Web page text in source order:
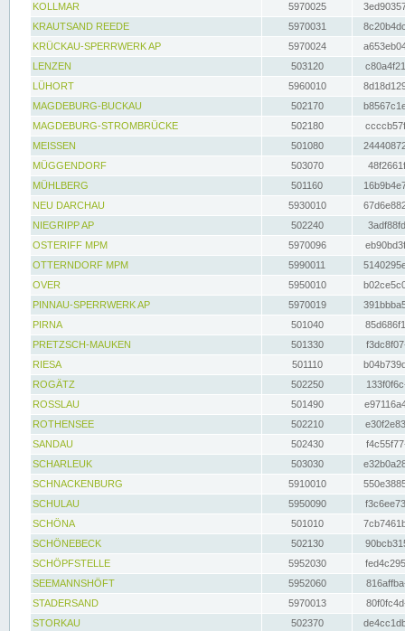
KOLLMAR
5970025
KRAUTSAND REEDE
5970031
KRÜCKAU-SPERRWERK AP
5970024
LENZEN
503120
LÜHORT
5960010
MAGDEBURG-BUCKAU
502170
MAGDEBURG-STROMBRÜCKE
502180
MEISSEN
501080
MÜGGENDORF
503070
MÜHLBERG
501160
NEU DARCHAU
5930010
NIEGRIPP AP
502240
OSTERIFF MPM
5970096
OTTERNDORF MPM
5990011
OVER
5950010
PINNAU-SPERRWERK AP
5970019
PIRNA
501040
PRETZSCH-MAUKEN
501330
RIESA
501110
ROGÄTZ
502250
ROSSLAU
501490
ROTHENSEE
502210
SANDAU
502430
SCHARLEUK
503030
SCHNACKENBURG
5910010
SCHULAU
5950090
SCHÖNA
501010
SCHÖNEBECK
502130
SCHÖPFSTELLE
5952030
SEEMANNSHÖFT
5952060
STADERSAND
5970013
STORKAU
502370